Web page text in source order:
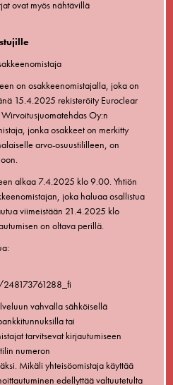
ovat myös nähtävillä
on osakkeenomistajalla, joka on
15.4.2025 rekisteröity Euroclear
Oy:n
jonka osakkeet on merkitty
arvo-osuustililleen, on
alkaa 7.4.2025 klo 9.00. Yhtiön
joka haluaa osallistua
viimeistään 21.4.2025 klo
on oltava perillä.
vahvalla sähköisellä
tai
tarvitsevat kirjautumiseen
numeron
Mikäli yhteisöomistaja käyttää
edellyttää valtuutetulta